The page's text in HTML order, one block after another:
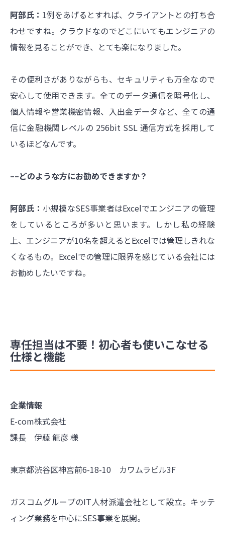
阿部氏： 1例をあげるとすれば、クライアントとの打ち合
わせですね。クラウドなのでどこにいてもエンジニアの
情報を見ることができ、とても楽になりました。
その便利さがありながらも、セキュリティも万全なので
安心して使用できます。全てのデータ通信を暗号化し、
個人情報や営業機密情報、入出金データなど、全ての通
信に金融機関レベルの 256bit SSL 通信方式を採用して
いるほどなんです。
––どのような方にお勧めできますか？
阿部氏： 小規模なSES事業者はExcelでエンジニアの管理
をしているところが多いと思います。しかし私の経験
上、エンジニアが10名を超えるとExcelでは管理しきれな
くなるもの。Excelでの管理に限界を感じている会社には
お勧めしたいですね。
専任担当は不要！初心者も使いこなせる
仕様と機能
企業情報
E-com株式会社
課長 伊藤 龍彦 様
東京都渋谷区神宮前6-18-10 カワムラビル3F
ガスコムグループのIT人材派遣会社として設立。キッテ
ィング業務を中心にSES事業を展開。